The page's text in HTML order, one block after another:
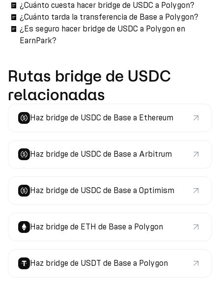
¿Cuánto cuesta hacer bridge de USDC a Polygon?
¿Cuánto tarda la transferencia de Base a Polygon?
¿Es seguro hacer bridge de USDC a Polygon en
EarnPark?
Rutas bridge de USDC
relacionadas
Haz bridge de USDC de Base a Ethereum
Haz bridge de USDC de Base a Arbitrum
Haz bridge de USDC de Base a Optimism
Haz bridge de ETH de Base a Polygon
Haz bridge de USDT de Base a Polygon